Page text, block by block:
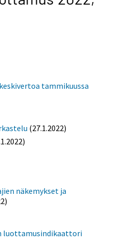
tammikuussa
(27.1.2022)
näkemykset ja
luottamusindikaattori